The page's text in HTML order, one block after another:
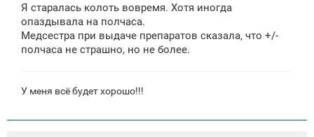
Я старалась колоть вовремя. Хотя иногда
опаздывала на полчаса.
Медсестра при выдаче препаратов сказала, что +/-
полчаса не страшно, но не более.
У меня всё будет хорошо!!!